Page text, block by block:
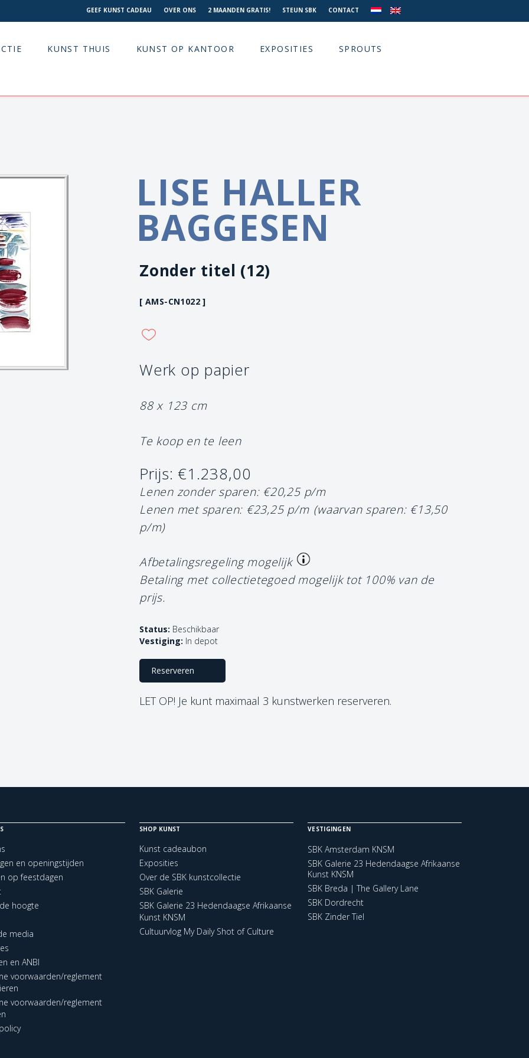
GEEF KUNST CADEAU OVER ONS 2 MAANDEN GRATIS! STEUN SBK CONTACT
KUNST THUIS KUNST OP KANTOOR EXPOSITIES SPROUTS
LISE HALLER
BAGGESEN
Zonder titel (12)
[ AMS-CN1022 ]
Werk op papier
88 x 123 cm
Te koop en te leen
Prijs: €1.238,00
Lenen zonder sparen: €20,25 p/m
Lenen met sparen: €23,25 p/m (waarvan sparen: €13,50
p/m)
Afbetalingsregeling mogelijk
Betaling met collectietegoed mogelijk tot 100% van de
prijs.
Status: Beschikbaar
Vestiging: In depot
Reserveren
LET OP! Je kunt maximaal 3 kunstwerken reserveren.
en openingstijden
op feestdagen
hoogte
media
en ANBI
voorwaarden/reglement
voorwaarden/reglement
SHOP KUNST
Kunst cadeaubon
Exposities
Over de SBK kunstcollectie
SBK Galerie
SBK Galerie 23 Hedendaagse Afrikaanse
Kunst KNSM
Cultuurvlog My Daily Shot of Culture
VESTIGINGEN
SBK Amsterdam KNSM
SBK Galerie 23 Hedendaagse Afrikaanse
Kunst KNSM
SBK Breda | The Gallery Lane
SBK Dordrecht
SBK Zinder Tiel